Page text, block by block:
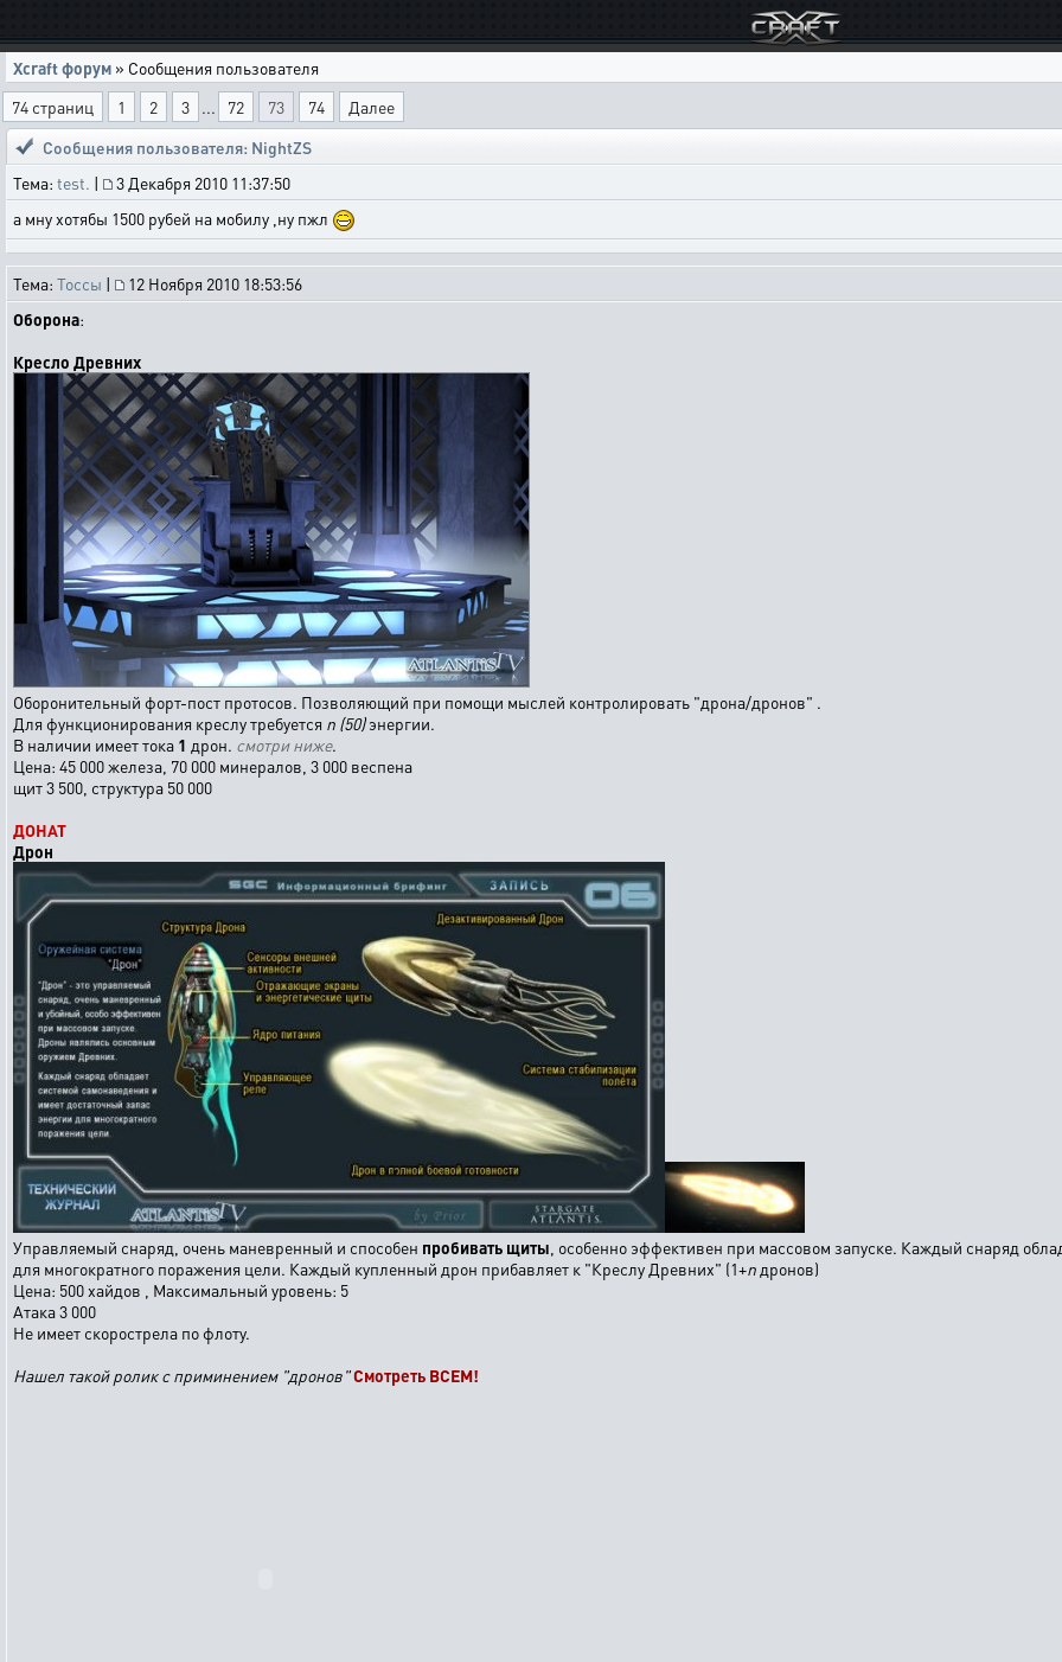
Xcraft форум » Сообщения пользователя
74 страниц
1 2 3 ... 72 73 74
Далее
Сообщения пользователя: NightZS
Тема: test. | 3 Декабря 2010 11:37:50
а мну хотябы 1500 рубей на мобилу ,ну пжл
Тема: Тоссы | 12 Ноября 2010 18:53:56
Оборона:
Кресло Древних
Оборонительный форт-пост протосов. Позволяющий при помощи мыслей контролировать "дрона/дронов" .
Для функционирования креслу требуется n (50)энергии.
В наличии имеет тока 1 дрон. смотри ниже.
Цена: 45 000 железа, 70 000 минералов, 3 000 веспена
щит 3 500, структура 50 000
ДОНАТ
Дрон
Управляемый снаряд, очень маневренный и способен пробивать щиты , особенно эффективен при массовом запуске. Каждый снаряд
для многократного поражения цели. Каждый купленный дрон прибавляет к "Креслу Древних" (1+n дронов)
Цена: 500 хайдов , Максимальный уровень: 5
Атака 3 000
Не имеет скорострела по флоту.
Нашел такой ролик с приминением "дронов"Смотреть ВСЕМ!